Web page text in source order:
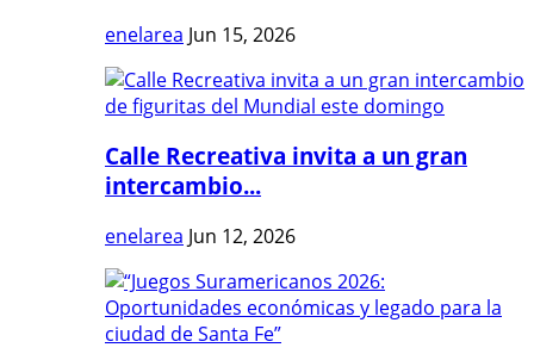
enelarea Jun 15, 2026
Calle Recreativa invita a un gran
intercambio...
enelarea Jun 12, 2026